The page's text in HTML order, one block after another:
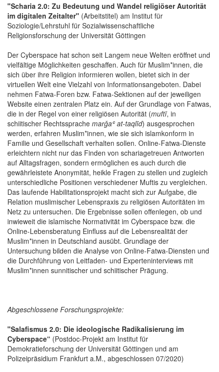
"Scharia 2.0: Zu Bedeutung und Wandel religiöser Autorität
im digitalen Zeitalter" (Arbeitstitel) am Institut für
Soziologie/Lehrstuhl für Sozialwissenschaftliche
Religionsforschung der Universität Göttingen
Der Cyberspace hat schon seit Langem neue Welten eröffnet und
vielfältige Möglichkeiten geschaffen. Auch für Muslim*innen, die
sich über ihre Religion informieren wollen, bietet sich in der
virtuellen Welt eine Vielzahl von Informationsangeboten. Dabei
nehmen Fatwa-Foren bzw. Fatwa-Sektionen auf der jeweiligen
Website einen zentralen Platz ein. Auf der Grundlage von Fatwas,
die in der Regel von einer religiösen Autorität (muftī, in
schiitischer Rechtssprache marǧaʿ at-taqlīd) ausgesprochen
werden, erfahren Muslim*innen, wie sie sich islamkonform in
Familie und Gesellschaft verhalten sollen. Online-Fatwa-Dienste
erleichtern nicht nur das Finden von schariagetreuen Antworten
auf Alltagsfragen, sondern ermöglichen es auch durch die
gewährleistete Anonymität, heikle Fragen zu stellen und zugleich
unterschiedliche Positionen verschiedener Muftis zu vergleichen.
Das laufende Habilitationsprojekt macht sich zur Aufgabe, die
Relation muslimischer Lebenspraxis zu religiösen Autoritäten im
Netz zu untersuchen. Die Ergebnisse sollen offenlegen, ob und
inwieweit die islamische Normativität im Cyberspace bzw. die
Online-Lebensberatung Einfluss auf die Lebensrealität der
Muslim*innen in Deutschland ausübt. Grundlage der
Untersuchung bilden die Analyse von Online-Fatwa-Diensten und
die Durchführung von Leitfaden- und Experteninterviews mit
Muslim*innen sunnitischer und schiitischer Prägung.
Abgeschlossene Forschungsprojekte:
"Salafismus 2.0: Die ideologische Radikalisierung im
Cyberspace“ (Postdoc-Projekt am Institut für
Demokratieforschung der Universität Göttingen und am
Polizeipräsidium Frankfurt a.M., abgeschlossen 07/2020)